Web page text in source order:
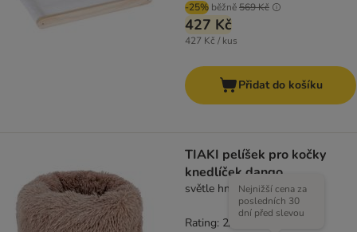
-25% běžně569 Kč
427 Kč
427 Kč / kus
Přidat do košíku
TIAKI pelíšek pro kočky
knedlíček dango
světle hnědáNejnižší cena za
posledních 30
dní před slevou
Rating: 2/5